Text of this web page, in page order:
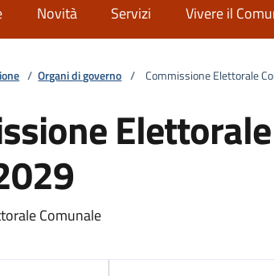
Novità Servizi Vivere il
/ Organi di governo / Commissione Elettorale
Comunale